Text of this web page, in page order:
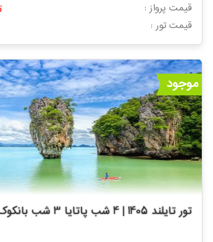
قیمت پرواز :
: قیمت تور
موجود
تور تایلند 1405 | 4 شب پاتایا 3 شب بانکوک -3